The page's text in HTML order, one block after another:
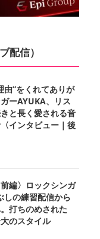
配信）
由”をくれてありが
ーAYUKA、リス
と長く愛される音
インタビュー｜後
前編〉ロックシンガ
しの練習配信から
打ちのめされた
のスタイル